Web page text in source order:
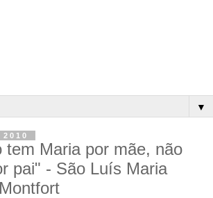
▼
tem Maria por mãe, não
pai" - São Luís Maria